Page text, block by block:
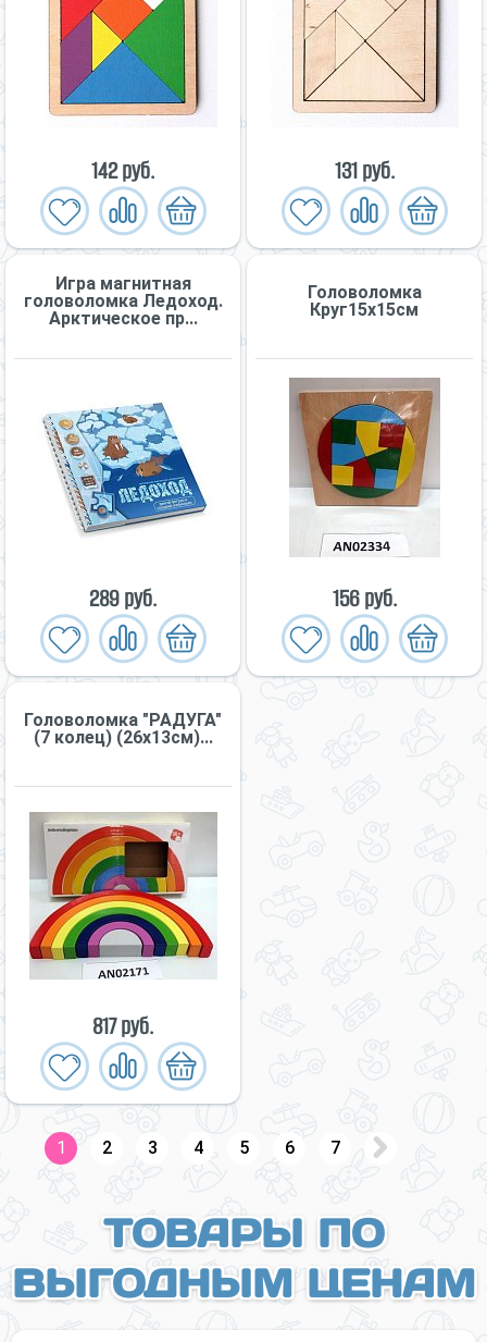
142 руб. 131 руб.
Игра магнитная
головоломка Ледоход.
Арктическое пр...
289 руб.
Головоломка
Круг15х15см
156 руб.
Головоломка "РАДУГА"
(7 колец) (26х13см)...
817 руб.
1 2 3 4 5 6 7
ТОВАРЫ ПО
ВЫГОДНЫМ ЦЕНАМ